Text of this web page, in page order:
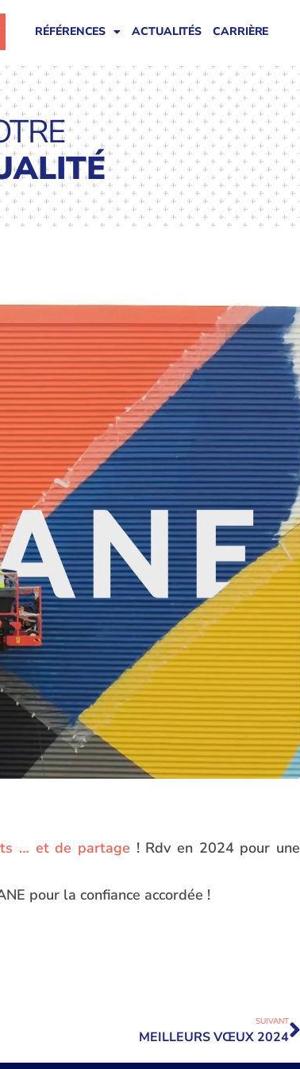
RÉFÉRENCES ACTUALITÉS CARRIÈRE
… et de partage ! Rdv en 2024 pour une
pour la confiance accordée !
SUIVANT
MEILLEURS VŒUX 2024